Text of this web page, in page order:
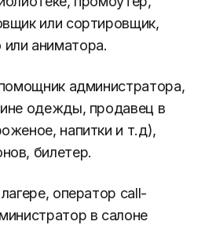
или сортировщик,
аниматора.
администратора,
одежды, продавец в
напитки и т.д),
билетер.
оператор call-
в салоне